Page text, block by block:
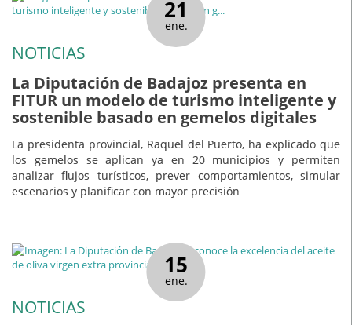
21
ene.
NOTICIAS
La Diputación de Badajoz presenta en
FITUR un modelo de turismo inteligente y
sostenible basado en gemelos digitales
La presidenta provincial, Raquel del Puerto, ha explicado que
los gemelos se aplican ya en 20 municipios y permiten
analizar flujos turísticos, prever comportamientos, simular
escenarios y planificar con mayor precisión
15
ene.
NOTICIAS